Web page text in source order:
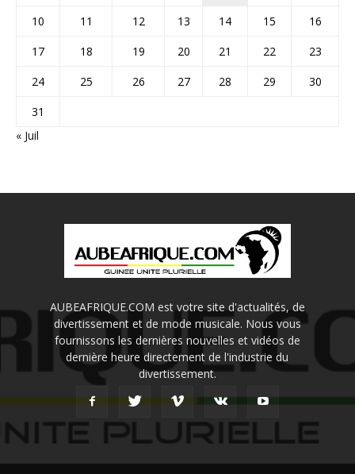
10
11 12 13 14 15
16
17
18 19 20 21 22
23
24
25 26 27 28 29
30
31
« Juil
AUBEAFRIQUE.COM est votre site d'actualités, de
divertissement et de mode musicale. Nous vous
fournissons les dernières nouvelles et vidéos de
dernière heure directement de l'industrie du
divertissement.